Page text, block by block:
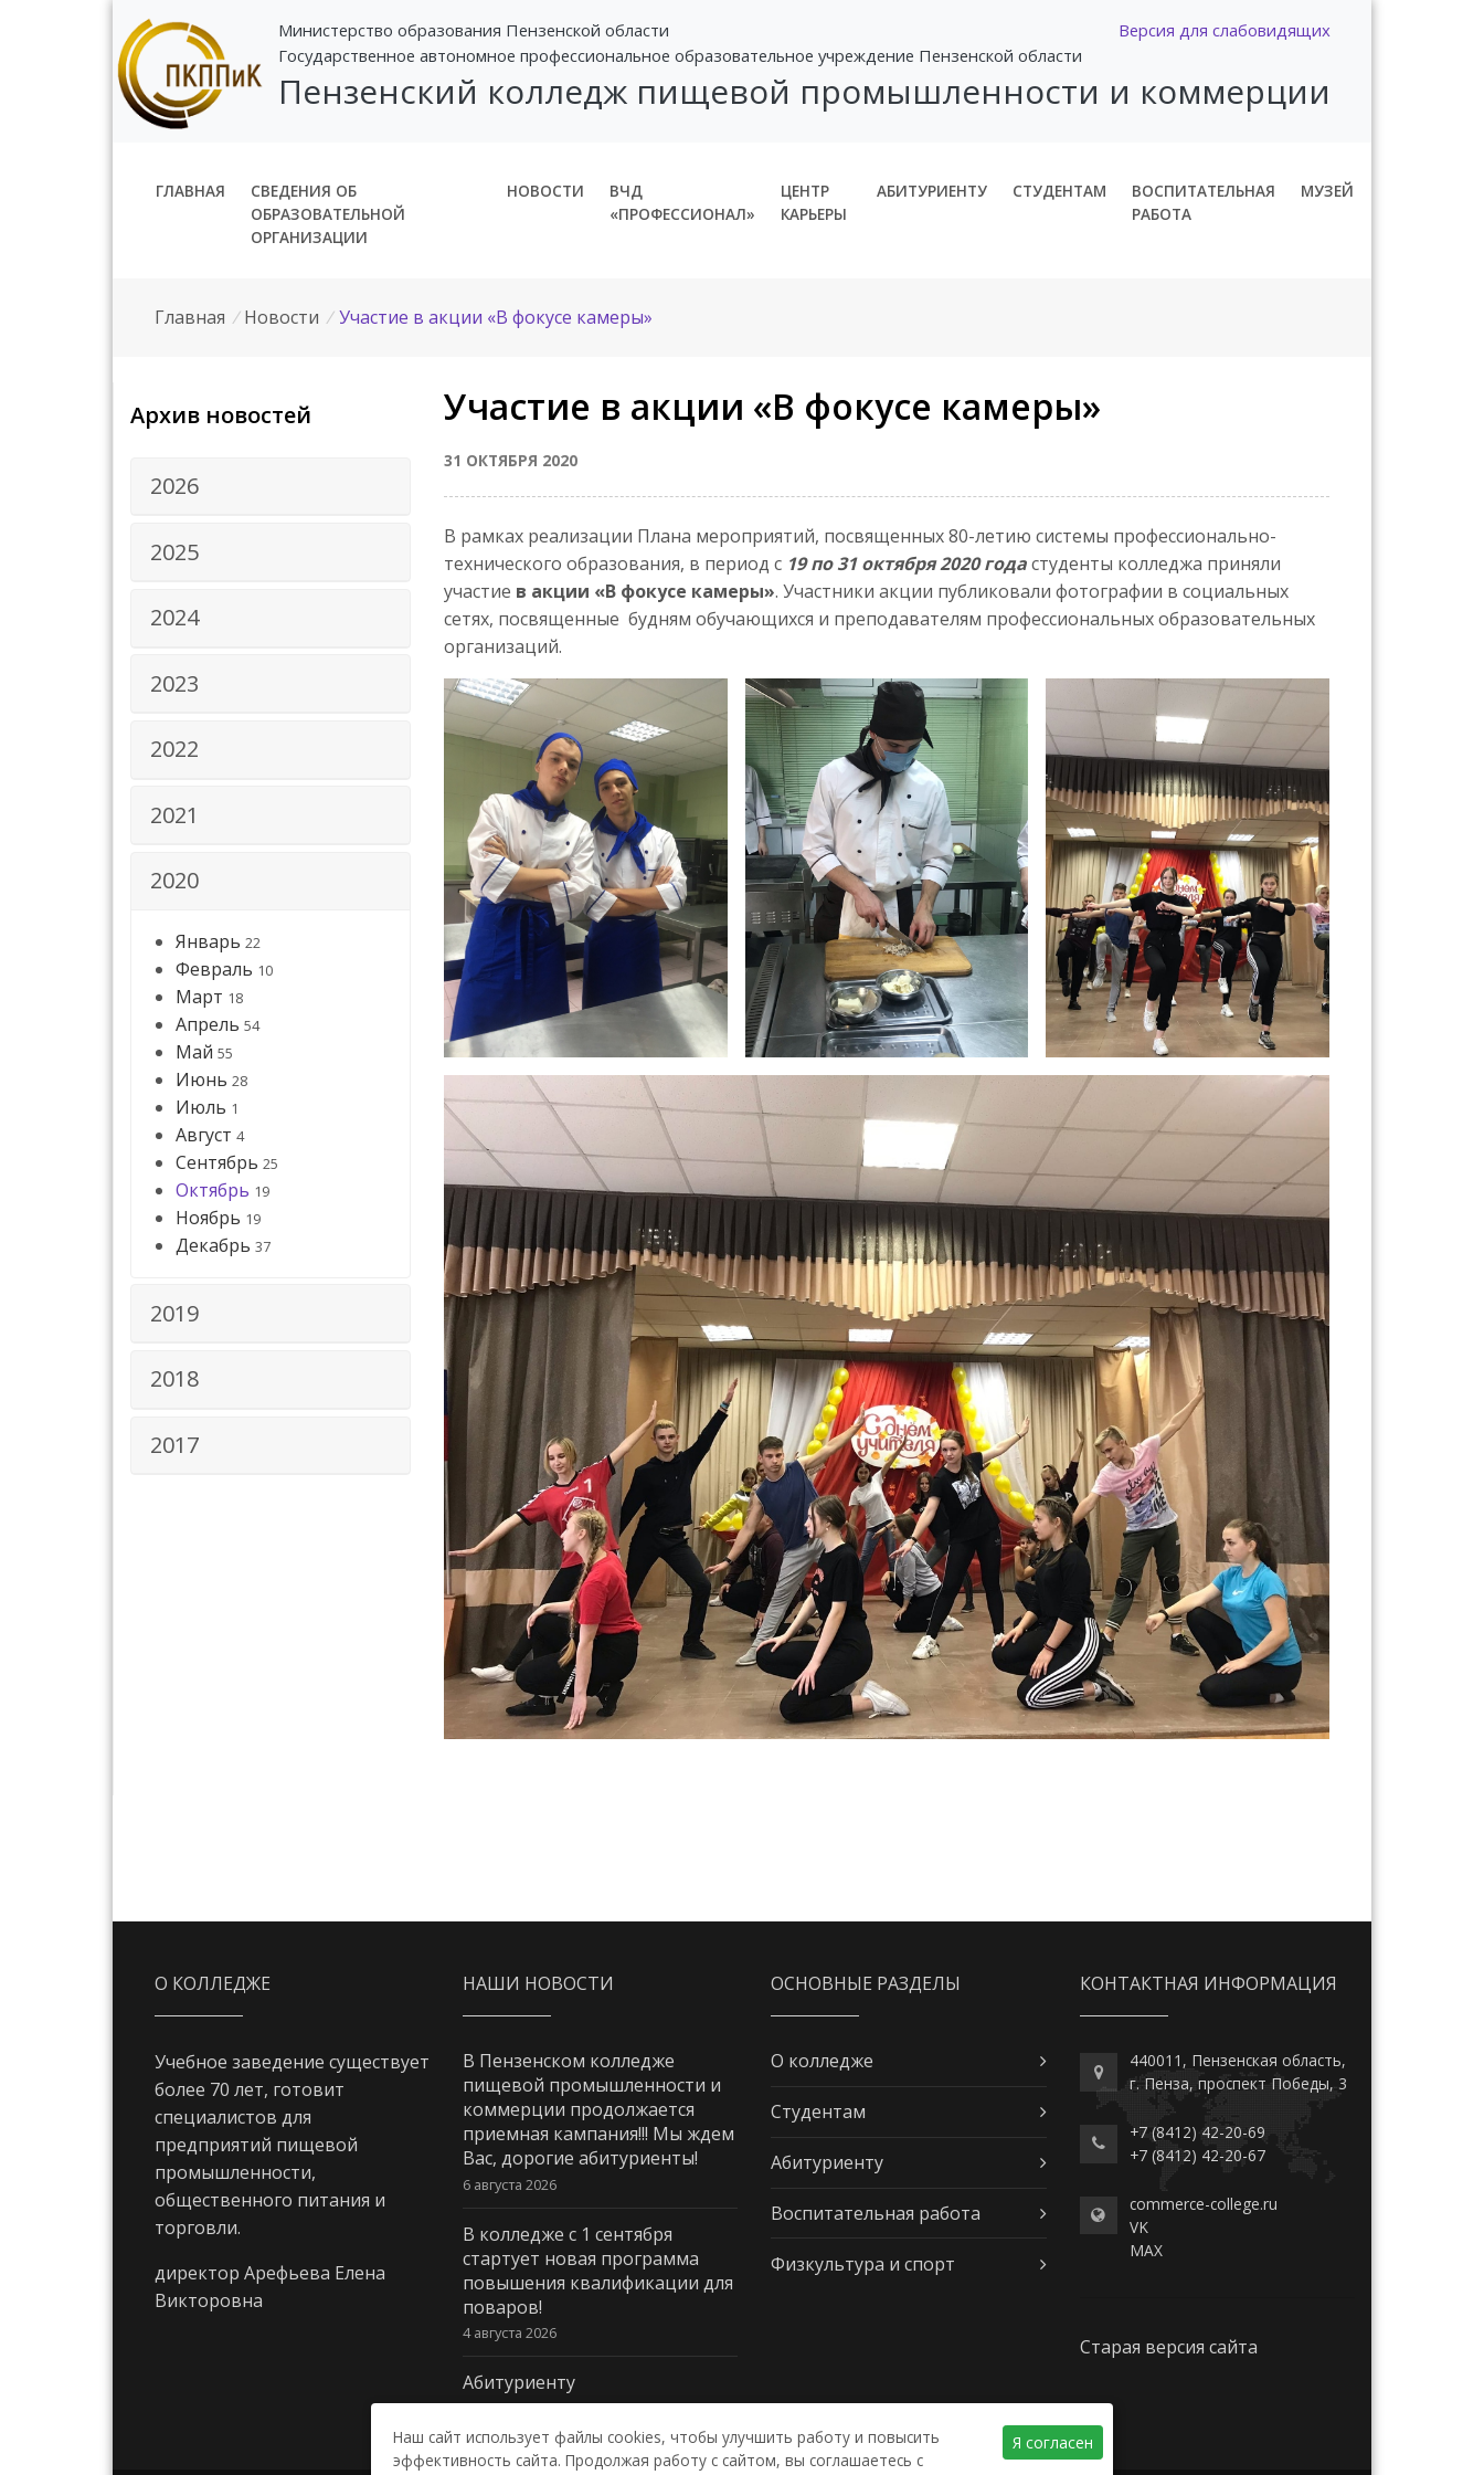
Версия для слабовидящих
Министерство образования Пензенской области
Государственное автономное профессиональное образовательное учреждение Пензенской области
Пензенский колледж пищевой промышленности и коммерции
ГЛАВНАЯ
СВЕДЕНИЯ ОБ
ОБРАЗОВАТЕЛЬНОЙ
ОРГАНИЗАЦИИ
НОВОСТИ
ВЧД
«ПРОФЕССИОНАЛ»
ЦЕНТР
КАРЬЕРЫ
АБИТУРИЕНТУ СТУДЕНТАМ
ВОСПИТАТЕЛЬНАЯ
РАБОТА
МУЗЕЙ
Главная / Новости / Участие в акции «В фокусе камеры»
Архив новостей
2026
2025
2024
2023
2022
2021
2020
Январь 22
Февраль 10
Март 18
Апрель 54
Май 55
Июнь 28
Июль 1
Август 4
Сентябрь 25
Октябрь 19
Ноябрь 19
Декабрь 37
2019
2018
2017
Участие в акции «В фокусе камеры»
31 ОКТЯБРЯ 2020
В рамках реализации Плана мероприятий, посвященных 80-летию системы профессионально-
технического образования, в период с 19 по 31 октября 2020 годастуденты колледжа приняли
участие в акции «В фокусе камеры». Участники акции публиковали фотографии в социальных
сетях, посвященные будням обучающихся и преподавателям профессиональных образовательных
организаций.
О КОЛЛЕДЖЕ
Учебное заведение существует
более 70 лет, готовит
специалистов для
предприятий пищевой
промышленности,
общественного питания и
торговли.
директор Арефьева Елена
Викторовна
НАШИ НОВОСТИ
В Пензенском колледже
пищевой промышленности и
коммерции продолжается
приемная кампания!!! Мы ждем
Вас, дорогие абитуриенты!
6 августа 2026
В колледже с 1 сентября
стартует новая программа
повышения квалификации для
поваров!
4 августа 2026
Абитуриенту
3 августа 2026
ОСНОВНЫЕ РАЗДЕЛЫ
О колледже
Студентам
Абитуриенту
Воспитательная работа
Физкультура и спорт
КОНТАКТНАЯ ИНФОРМАЦИЯ
440011, Пензенская область,
г. Пенза, проспект Победы, 3
+7 (8412) 42-20-69
+7 (8412) 42-20-67
commerce-college.ru
VK
MAX
Старая версия сайта
Наш сайт использует файлы cookies, чтобы улучшить работу и повысить
эффективность сайта. Продолжая работу с сайтом, вы соглашаетесь с
Я согласен